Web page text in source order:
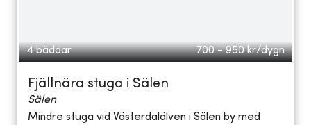
4 bäddar 700 - 950 kr/dygn
Fjällnära stuga i Sälen
Sälen
Mindre stuga vid Västerdalälven i Sälen by med